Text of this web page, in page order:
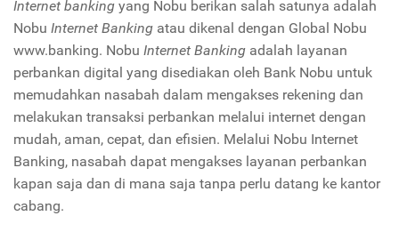
Internet banking yang Nobu berikan salah satunya adalah
Nobu Internet Banking atau dikenal dengan Global Nobu
www.banking. Nobu Internet Banking adalah layanan
perbankan digital yang disediakan oleh Bank Nobu untuk
memudahkan nasabah dalam mengakses rekening dan
melakukan transaksi perbankan melalui internet dengan
mudah, aman, cepat, dan efisien. Melalui Nobu Internet
Banking, nasabah dapat mengakses layanan perbankan
kapan saja dan di mana saja tanpa perlu datang ke kantor
cabang.